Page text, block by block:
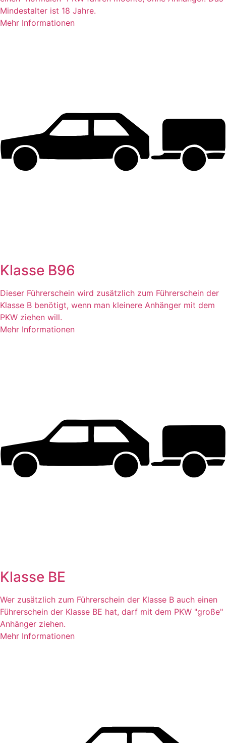
Mindestalter ist 18 Jahre.
Mehr Informationen
Klasse B96
Dieser Führerschein wird zusätzlich zum Führerschein der
Klasse B benötigt, wenn man kleinere Anhänger mit dem
PKW ziehen will.
Mehr Informationen
Klasse BE
Wer zusätzlich zum Führerschein der Klasse B auch einen
Führerschein der Klasse BE hat, darf mit dem PKW "große"
Anhänger ziehen.
Mehr Informationen